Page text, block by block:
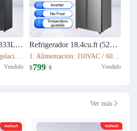
Refrigerador 12cu.ft (333L) Inverter HRF-AM45
Vendido
Refrigerador 18.4cu.ft (521L) Inverter HRF-AM69
1. Alimentación: 110VAC / 60Hz 2. Sistema Libre de Escarcha (No Frost) 3. Tecnología inverter 4. Refrigerante Ecológico (R600a) 5. Flujo de Aire Tridimensional Indirecto (360°) con Temperatura Estable 6. Luz LED Interior de Bajo Consumo
$799 $ Vendido
Ver más 